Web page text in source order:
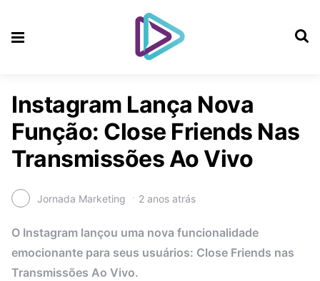
Instagram Lança Nova
Função: Close Friends Nas
Transmissões Ao Vivo
Jornada Marketing 2 anos atrás
O Instagram lançou uma nova funcionalidade
emocionante para seus usuários: Close Friends nas
Transmissões Ao Vivo.